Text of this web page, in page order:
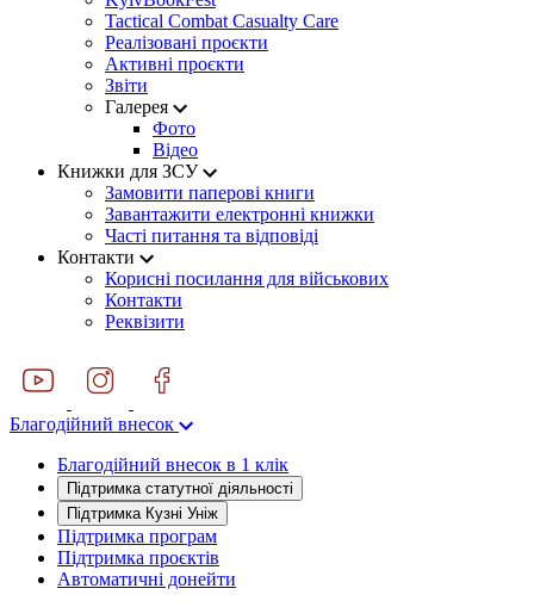
Tactical Combat Casualty Care
Реалізовані проєкти
Активні проєкти
Звіти
Галерея
Фото
Відео
Книжки для ЗСУ
Замовити паперові книги
Завантажити електронні книжки
Часті питання та відповіді
Контакти
Корисні посилання для військових
Контакти
Реквізити
Благодійний внесок
Благодійний внесок в 1 клік
Підтримка статутної діяльності
Підтримка Кузні Уніж
Підтримка програм
Підтримка проєктів
Автоматичні донейти